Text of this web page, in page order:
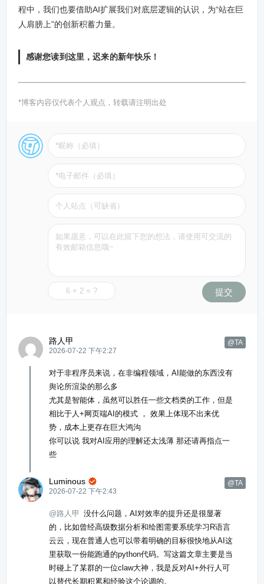
程中，我们也要借助AI扩展我们对底层逻辑的认识，为“站在巨
人肩膀上”的创新积蓄力量。
感谢您读到这里，迟来的新年快乐！
*博客内容仅代表个人观点，转载请注明出处
提交
路人甲
@TA
2026-07-22 下午2:27
对于非程序员来说，在非编程领域，AI能做的东西没有
舆论所渲染的那么多
尤其是智能体，虽然可以胜任一些文档类的工作，但是
相比于人+网页端AI的模式 ， 效果上体现不出来优
势，成本上更存在巨大鸿沟
你可以说 我对AI应用的理解还太浅薄 那还请再指点一
些
Luminous @TA

2026-07-22 下午2:43
@路人甲 没什么问题，AI对效率的提升还是很显著
的，比如曾经高级数据分析和绘图需要系统学习R语言
云云，现在普通人也可以带着明确的目标很快地从AI这
里获取一份能跑通的python代码。写这篇文章主要是当
时碰上了某群的一位claw大神，我是反对AI+外行人可
以替代长期积累和经验这个论调的。